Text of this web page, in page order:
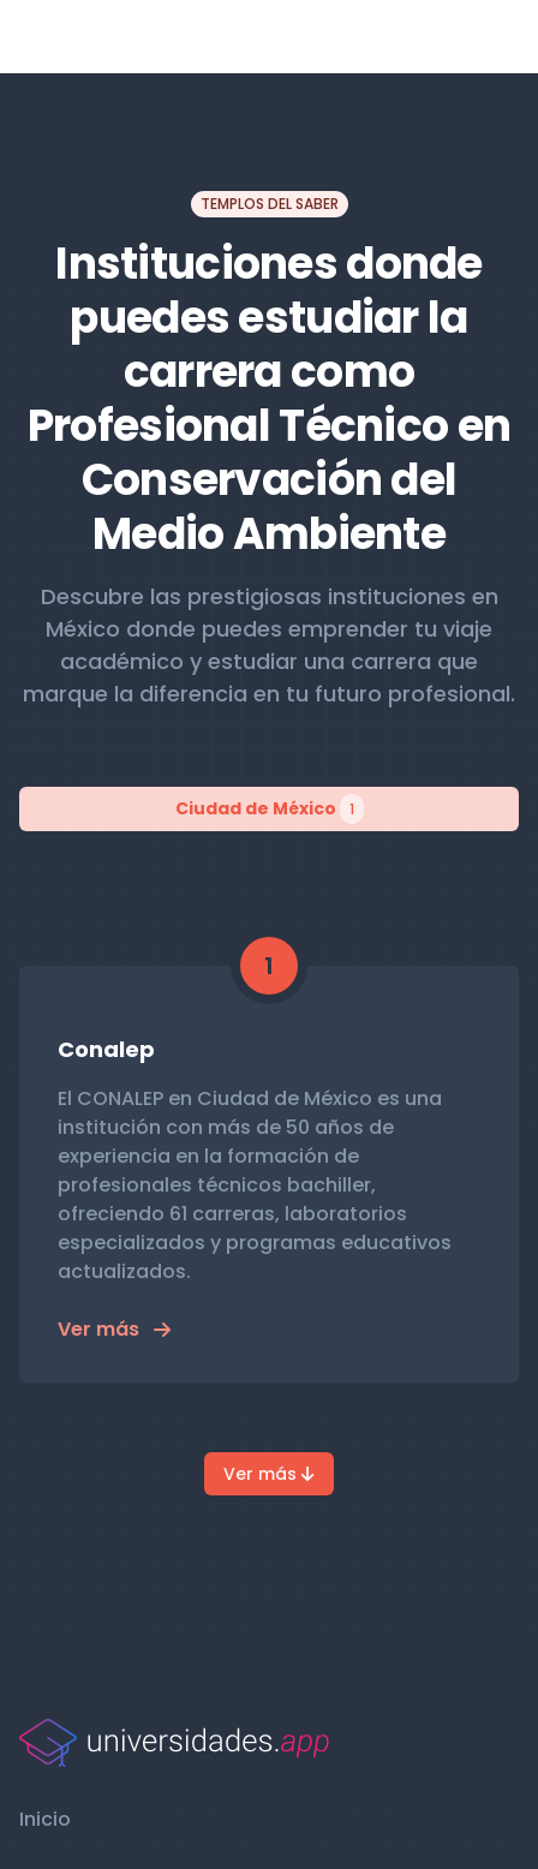
TEMPLOS DEL SABER
Instituciones donde
puedes estudiar la
carrera como
Profesional Técnico en
Conservación del
Medio Ambiente
Descubre las prestigiosas instituciones en
México donde puedes emprender tu viaje
académico y estudiar una carrera que
marque la diferencia en tu futuro profesional.
Ciudad de México 1
1
Conalep
El CONALEP en Ciudad de México es una
institución con más de 50 años de
experiencia en la formación de
profesionales técnicos bachiller,
ofreciendo 61 carreras, laboratorios
especializados y programas educativos
actualizados.
Ver más
Ver más
Inicio